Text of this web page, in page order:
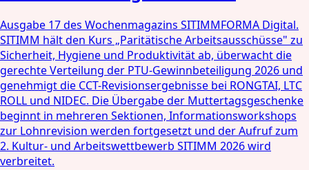
Ausgabe 17 des Wochenmagazins SITIMMFORMA Digital.
SITIMM hält den Kurs „Paritätische Arbeitsausschüsse" zu
Sicherheit, Hygiene und Produktivität ab, überwacht die
gerechte Verteilung der PTU-Gewinnbeteiligung 2026 und
genehmigt die CCT-Revisionsergebnisse bei RONGTAI, LTC
ROLL und NIDEC. Die Übergabe der Muttertagsgeschenke
beginnt in mehreren Sektionen, Informationsworkshops
zur Lohnrevision werden fortgesetzt und der Aufruf zum
2. Kultur- und Arbeitswettbewerb SITIMM 2026 wird
verbreitet.